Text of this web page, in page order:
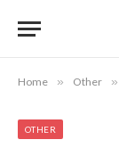
Home » Other »
OTHER